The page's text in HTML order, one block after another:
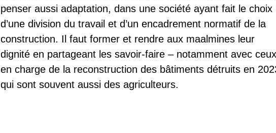
penser aussi adaptation, dans une société ayant fait le choix
d’une division du travail et d’un encadrement normatif de la
construction. Il faut former et rendre aux maalmines leur
dignité en partageant les savoir-faire – notamment avec ceux
en charge de la reconstruction des bâtiments détruits en
qui sont souvent aussi des agriculteurs.